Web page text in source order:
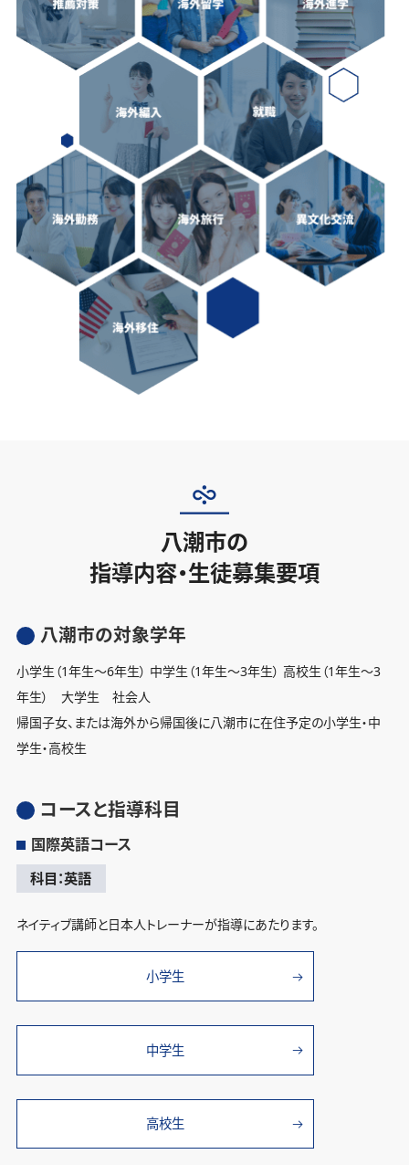
八潮市の
指導内容・生徒募集要項
八潮市の対象学年
小学生（1年生〜6年生） 中学生（1年生〜3年生） 高校生（1年生〜3
年生） 大学生 社会人
帰国子女、または海外から帰国後に八潮市に在住予定の小学生・中
学生・高校生
コースと指導科目
国際英語コース
科目：英語
ネイティブ講師と日本人トレーナーが指導にあたります。
小学生
中学生
高校生